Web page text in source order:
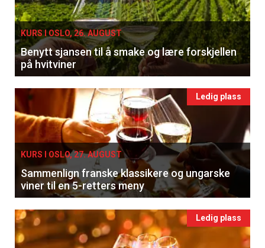
KURS I OSLO, 26. AUGUST
Benytt sjansen til å smake og lære forskjellen
på hvitviner
Ledig plass
KURS I OSLO, 27. AUGUST
Sammenlign franske klassikere og ungarske
viner til en 5-retters meny
Ledig plass